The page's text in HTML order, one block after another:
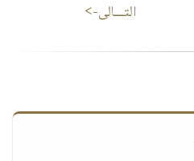
التـــالى->